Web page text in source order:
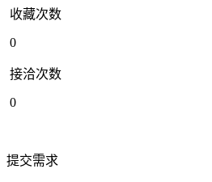
收藏次数
0
接洽次数
0
提交需求